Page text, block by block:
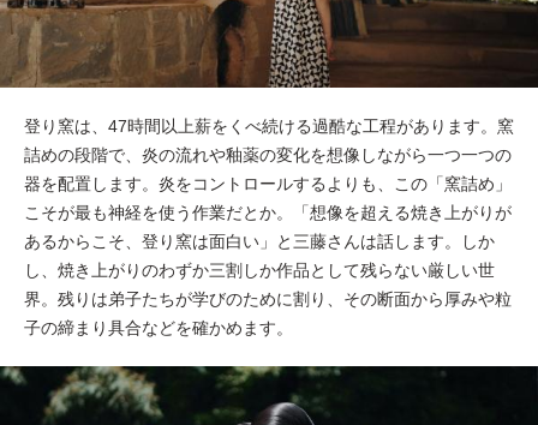
登り窯は、47時間以上薪をくべ続ける過酷な工程があります。窯
詰めの段階で、炎の流れや釉薬の変化を想像しながら一つ一つの
器を配置します。炎をコントロールするよりも、この「窯詰め」
こそが最も神経を使う作業だとか。「想像を超える焼き上がりが
あるからこそ、登り窯は面白い」と三藤さんは話します。しか
し、焼き上がりのわずか三割しか作品として残らない厳しい世
界。残りは弟子たちが学びのために割り、その断面から厚みや粒
子の締まり具合などを確かめます。